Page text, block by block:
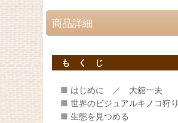
商品詳細
も く じ
■ はじめに ／ 大舘一夫
■ 世界のビジュアルキノコ狩り
■ 生態を見つめる